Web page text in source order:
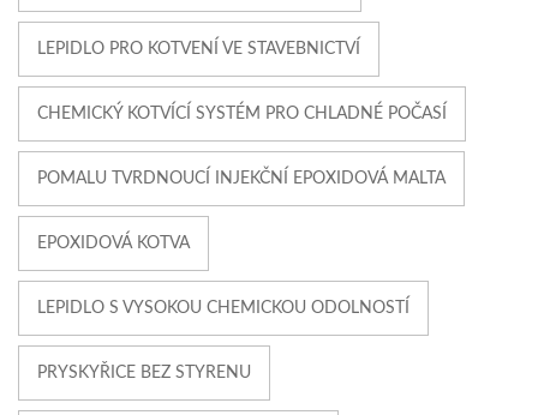
LEPIDLO PRO KOTVENÍ VE STAVEBNICTVÍ
CHEMICKÝ KOTVÍCÍ SYSTÉM PRO CHLADNÉ POČASÍ
POMALU TVRDNOUCÍ INJEKČNÍ EPOXIDOVÁ MALTA
EPOXIDOVÁ KOTVA
LEPIDLO S VYSOKOU CHEMICKOU ODOLNOSTÍ
PRYSKYŘICE BEZ STYRENU